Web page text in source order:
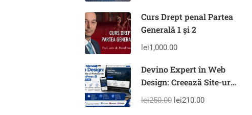
Curs Drept penal Partea
Generală 1 și 2
lei1,000.00
Devino Expert în Web
Design: Creează Site-uri
Profesionale cu
lei250.00 lei210.00